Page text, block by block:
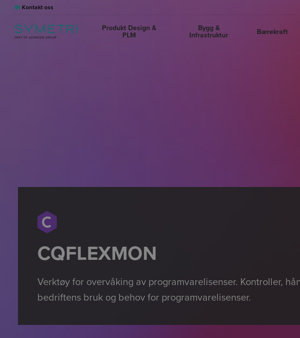
Kontakt oss
Produkt Design &
PLM
Bygg &
Infrastruktur
Bærekraft
CQFLEXMON
Verktøy for overvåking av programvarelisenser. Kontroller,
bedriftens bruk og behov for programvarelisenser.